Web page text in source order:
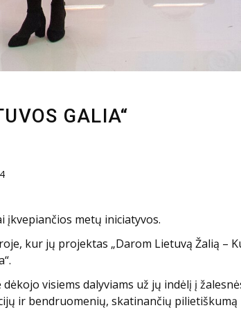
GALIA“
įkvepiančios metų iniciatyvos.
kur jų projektas „Darom Lietuvą Žalią –
visiems dalyviams už jų indėlį į
ir bendruomenių, skatinančių pilietiškumą